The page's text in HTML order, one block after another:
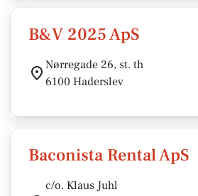
B&V 2025 ApS
Nørregade 26, st. th
6100 Haderslev
Baconista Rental ApS
c/o. Klaus Juhl